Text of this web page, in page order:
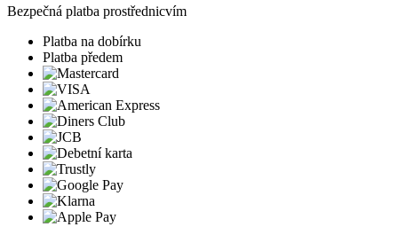
Bezpečná platba prostřednicvím
Platba na dobírku
Platba předem